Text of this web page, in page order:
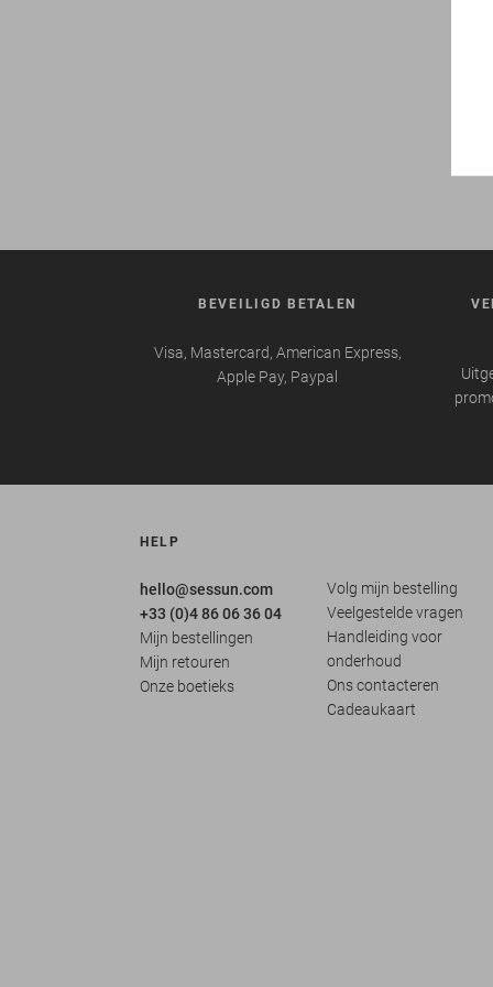
BEVEILIGD BETALEN
Visa, Mastercard, American Express,
Apple Pay, Paypal
HELP
hello@sessun.com
+33 (0)4 86 06 36 04
Mijn bestellingen
Mijn retouren
Onze boetieks
Volg mijn bestelling
Veelgestelde vragen
Handleiding voor
onderhoud
Ons contacteren
Cadeaukaart